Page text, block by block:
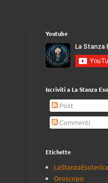
Youtube
Iscriviti a La Stanza
Post
Commenti
Etichette
LaStanzaEsoterica
Oroscopo